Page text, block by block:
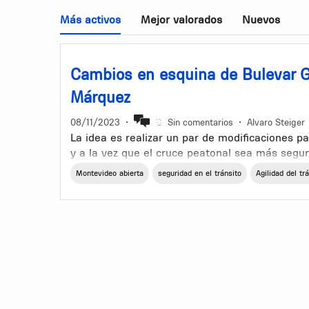
Más activos Mejor valorados Nuevos
Cambios en esquina de Bulevar
Márquez
08/11/2023 • Sin comentarios • Alvaro Steiger
La idea es realizar un par de modificaciones
y a la vez que el cruce peatonal sea más
1. No permitir el cruce de peatones en
Montevideo abierta seguridad en el tránsito Agilidad del